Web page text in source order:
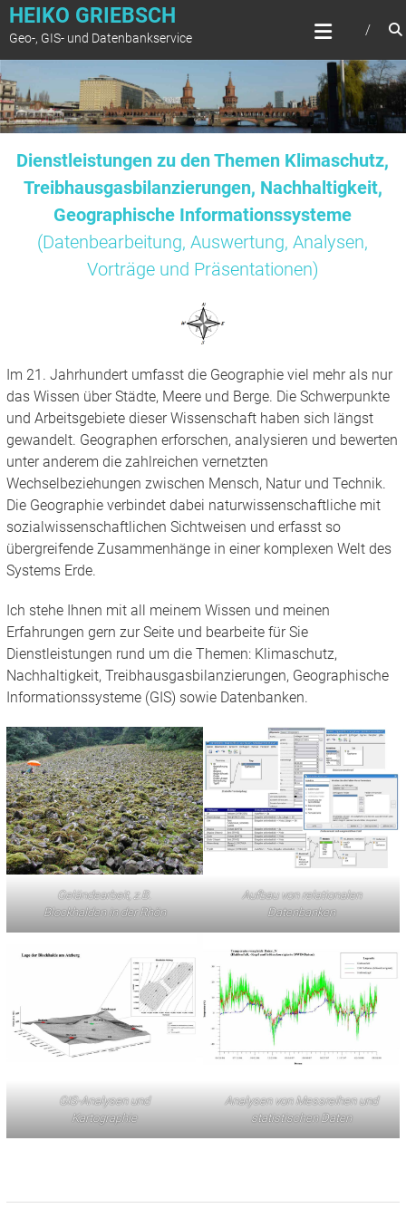
Zum
springen
HEIKO GRIEBSCH
Geo-, GIS- und Datenbankservice
Dienstleistungen zu den Themen Klimaschutz,
Treibhausgasbilanzierungen, Nachhaltigkeit,
Geographische Informationssysteme
(Datenbearbeitung, Auswertung, Analysen,
Vorträge und Präsentationen)
Im 21. Jahrhundert umfasst die Geographie viel mehr als nur
das Wissen über Städte, Meere und Berge. Die Schwerpunkte
und Arbeitsgebiete dieser Wissenschaft haben sich längst
gewandelt. Geographen erforschen, analysieren und bewerten
unter anderem die zahlreichen vernetzten
Wechselbeziehungen zwischen Mensch, Natur und Technik.
Die Geographie verbindet dabei naturwissenschaftliche mit
sozialwissenschaftlichen Sichtweisen und erfasst so
übergreifende Zusammenhänge in einer komplexen Welt des
Systems Erde.
Ich stehe Ihnen mit all meinem Wissen und meinen
Erfahrungen gern zur Seite und bearbeite für Sie
Dienstleistungen rund um die Themen: Klimaschutz,
Nachhaltigkeit, Treibhausgasbilanzierungen, Geographische
Informationssysteme (GIS) sowie Datenbanken.
Geländearbeit, z.B.
Blockhalden in der Rhön
Aufbau von relationalen
Datenbanken
GIS-Analysen und
Kartographie
Analysen von Messreihen und
statistischen Daten